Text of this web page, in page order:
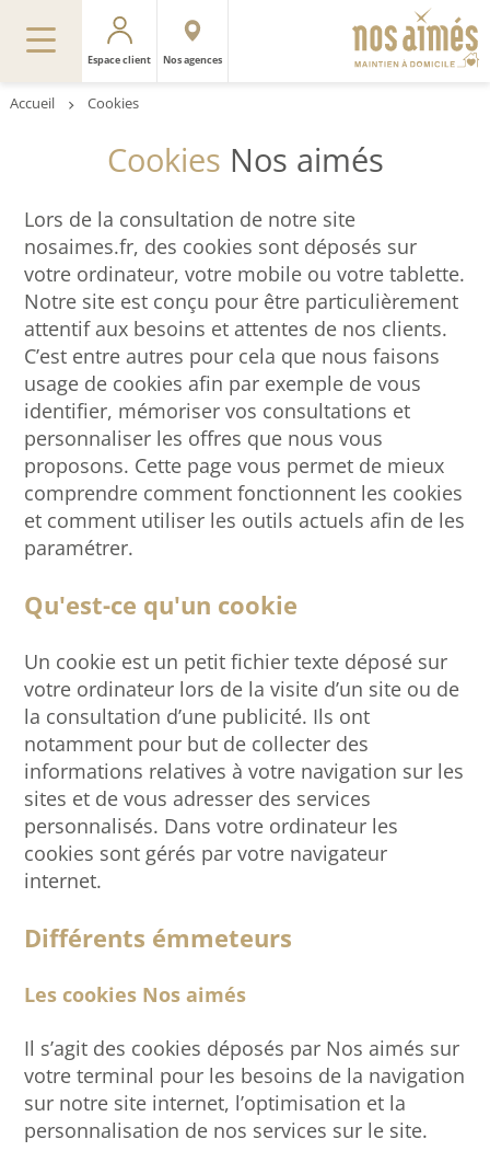
Espace client Nos agences
Accueil Cookies
Cookies Nos aimés
Lors de la consultation de notre site
nosaimes.fr, des cookies sont déposés sur
votre ordinateur, votre mobile ou votre tablette.
Notre site est conçu pour être particulièrement
attentif aux besoins et attentes de nos clients.
C’est entre autres pour cela que nous faisons
usage de cookies afin par exemple de vous
identifier, mémoriser vos consultations et
personnaliser les offres que nous vous
proposons. Cette page vous permet de mieux
comprendre comment fonctionnent les cookies
et comment utiliser les outils actuels afin de les
paramétrer.
Qu'est-ce qu'un cookie
Un cookie est un petit fichier texte déposé sur
votre ordinateur lors de la visite d’un site ou de
la consultation d’une publicité. Ils ont
notamment pour but de collecter des
informations relatives à votre navigation sur les
sites et de vous adresser des services
personnalisés. Dans votre ordinateur les
cookies sont gérés par votre navigateur
internet.
Différents émmeteurs
Les cookies Nos aimés
Il s’agit des cookies déposés par Nos aimés sur
votre terminal pour les besoins de la navigation
sur notre site internet, l’optimisation et la
personnalisation de nos services sur le site.